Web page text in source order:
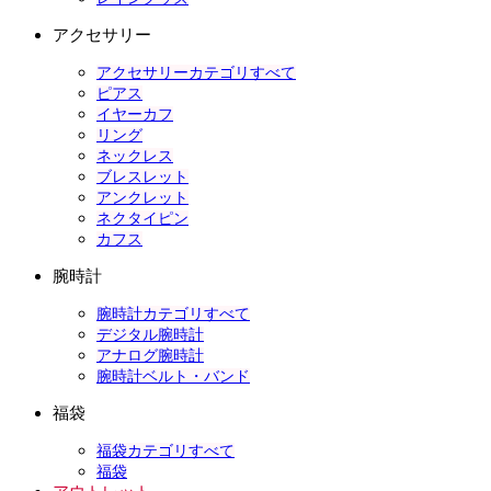
アクセサリー
アクセサリーカテゴリすべて
ピアス
イヤーカフ
リング
ネックレス
ブレスレット
アンクレット
ネクタイピン
カフス
腕時計
腕時計カテゴリすべて
デジタル腕時計
アナログ腕時計
腕時計ベルト・バンド
福袋
福袋カテゴリすべて
福袋